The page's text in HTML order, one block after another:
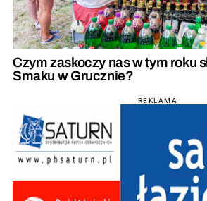
Czym zaskoczy nas w tym roku
Smaku w Grucznie?
REKLAMA